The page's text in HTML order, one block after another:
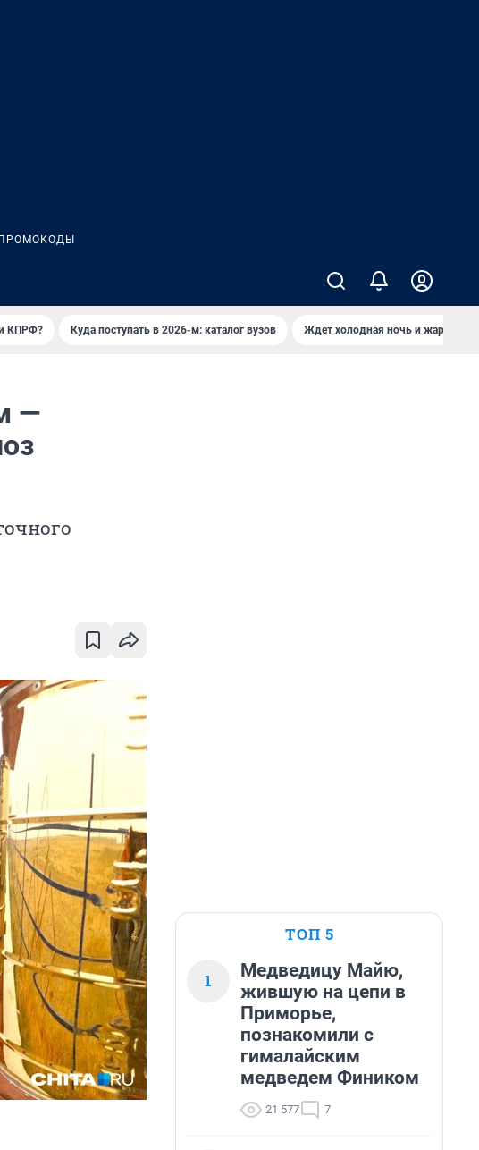
ПРОМОКОДЫ
и КПРФ? Куда поступать в 2026-м: каталог вузов Ждет холодная ночь и жаркий
—
ТОП 5
1
Медведицу Майю,
жившую на цепи в
Приморье,
познакомили с
гималайским
медведем Фиником
21 577 7